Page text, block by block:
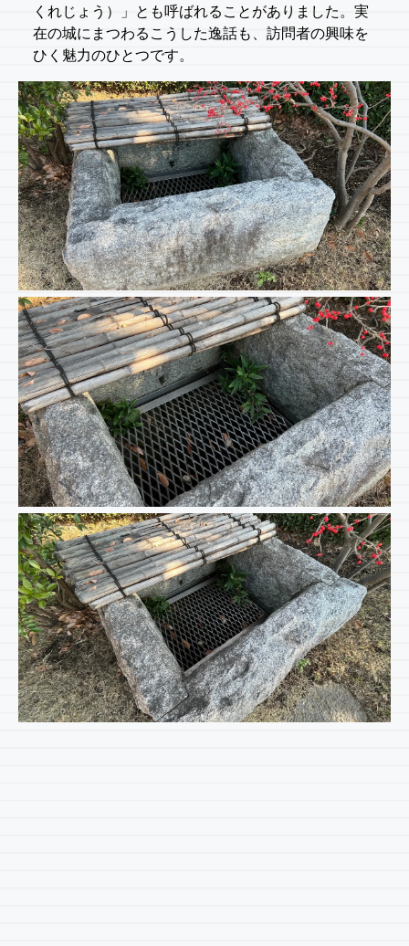
くれじょう）」とも呼ばれることがありました。実
在の城にまつわるこうした逸話も、訪問者の興味を
ひく魅力のひとつです。